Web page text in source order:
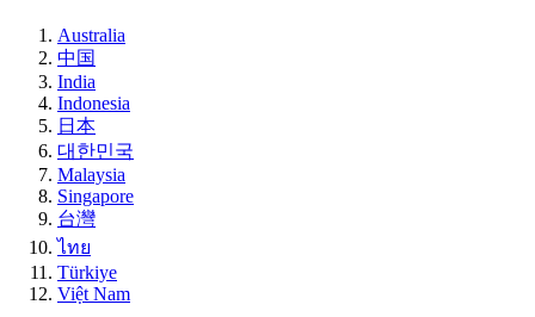
Australia
中国
India
Indonesia
日本
대한민국
Malaysia
Singapore
台灣
ไทย
Türkiye
Việt Nam